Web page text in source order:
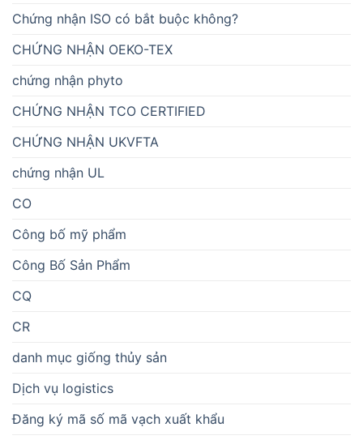
Chứng nhận ISO có bắt buộc không?
CHỨNG NHẬN OEKO-TEX
chứng nhận phyto
CHỨNG NHẬN TCO CERTIFIED
CHỨNG NHẬN UKVFTA
chứng nhận UL
CO
Công bố mỹ phẩm
Công Bố Sản Phẩm
CQ
CR
danh mục giống thủy sản
Dịch vụ logistics
Đăng ký mã số mã vạch xuất khẩu